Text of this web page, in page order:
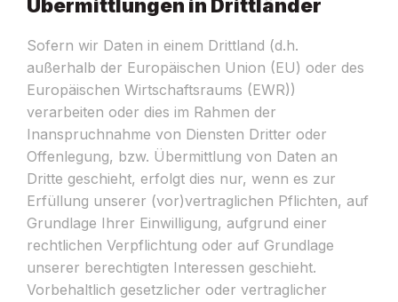
Übermittlungen in Drittländer
Sofern wir Daten in einem Drittland (d.h.
außerhalb der Europäischen Union (EU) oder des
Europäischen Wirtschaftsraums (EWR))
verarbeiten oder dies im Rahmen der
Inanspruchnahme von Diensten Dritter oder
Offenlegung, bzw. Übermittlung von Daten an
Dritte geschieht, erfolgt dies nur, wenn es zur
Erfüllung unserer (vor)vertraglichen Pflichten, auf
Grundlage Ihrer Einwilligung, aufgrund einer
rechtlichen Verpflichtung oder auf Grundlage
unserer berechtigten Interessen geschieht.
Vorbehaltlich gesetzlicher oder vertraglicher